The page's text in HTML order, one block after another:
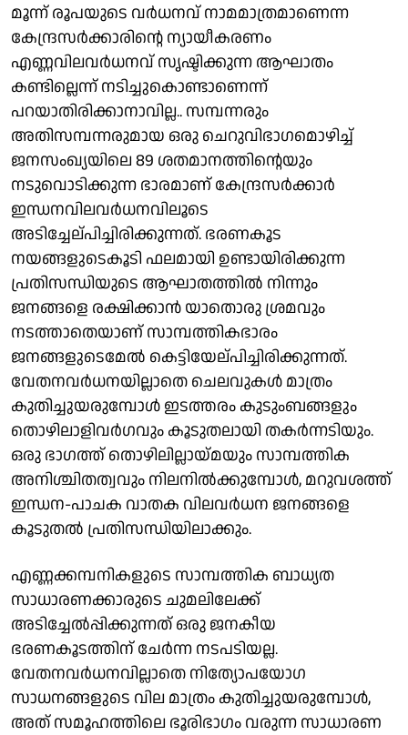
മൂന്ന് രൂപയുടെ വര്‍ധനവ് നാമമാത്രമാണെന്ന
കേന്ദ്രസര്‍ക്കാരിന്റെ ന്യായീകരണം
എണ്ണവിലവര്‍ധനവ് സൃഷ്ടിക്കുന്ന ആഘാതം
കണ്ടില്ലെന്ന് നടിച്ചുകൊണ്ടാണെന്ന്
പറയാതിരിക്കാനാവില്ല.. സമ്പന്നരും
അതിസമ്പന്നരുമായ ഒരു ചെറുവിഭാഗമൊഴിച്ച്
ജനസംഖ്യയിലെ 89 ശതമാനത്തിന്റെയും
നടുവൊടിക്കുന്ന ഭാരമാണ് കേന്ദ്രസര്‍ക്കാര്‍
ഇന്ധനവിലവര്‍ധനവിലൂടെ
അടിച്ചേല്പിച്ചിരിക്കുന്നത്. ഭരണകൂട
നയങ്ങളുടെകൂടി ഫലമായി ഉണ്ടായിരിക്കുന്ന
പ്രതിസന്ധിയുടെ ആഘാതത്തില്‍ നിന്നും
ജനങ്ങളെ രക്ഷിക്കാന്‍ യാതൊരു ശ്രമവും
നടത്താതെയാണ് സാമ്പത്തികഭാരം
ജനങ്ങളുടെമേല്‍ കെട്ടിയേല്പിച്ചിരിക്കുന്നത്.
വേതനവര്‍ധനയില്ലാതെ ചെലവുകള്‍ മാത്രം
കുതിച്ചുയരുമ്പോള്‍ ഇടത്തരം കുടുംബങ്ങളും
തൊഴിലാളിവര്‍ഗവും കൂടുതലായി തകര്‍ന്നടിയും.
ഒരു ഭാഗത്ത് തൊഴിലില്ലായ്മയും സാമ്പത്തിക
അനിശ്ചിതത്വവും നിലനില്‍ക്കുമ്പോള്‍, മറുവശത്ത്
ഇന്ധന-പാചക വാതക വിലവര്‍ധന ജനങ്ങളെ
കൂടുതല്‍ പ്രതിസന്ധിയിലാക്കും.
എണ്ണക്കമ്പനികളുടെ സാമ്പത്തിക ബാധ്യത
സാധാരണക്കാരുടെ ചുമലിലേക്ക്
അടിച്ചേല്‍പ്പിക്കുന്നത് ഒരു ജനകീയ
ഭരണകൂടത്തിന് ചേര്‍ന്ന നടപടിയല്ല.
വേതനവര്‍ധനവില്ലാതെ നിത്യോപയോഗ
സാധനങ്ങളുടെ വില മാത്രം കുതിച്ചുയരുമ്പോള്‍,
അത് സമൂഹത്തിലെ ഭൂരിഭാഗം വരുന്ന സാധാരണ